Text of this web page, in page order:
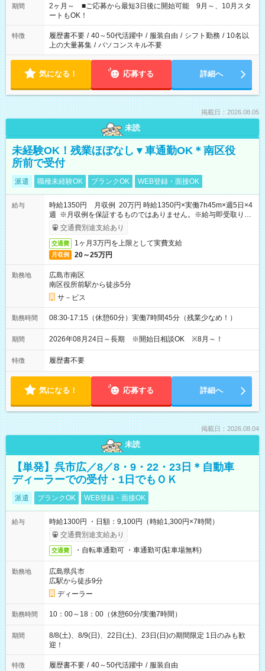
など、あなたのご希望に沿ったお仕事をご紹介します！ ※Wワ
ーク希望の方へ 今ご覧のお仕事で希望する勤務時間と、もう1つ
のお仕事の勤務時間。 合計で週40時間を超える場合は応募でき
ません
期間
2ヶ月～ ■ご応募から最短3日後に開始可能 9月～、10月スタ
ートもOK！
特徴 履歴書不要 / 40～50代活躍中 / 服装自由 / シフト勤務 / 10名以
上の大量募集 / パソコンスキル不要
気になる！ 応募する 詳細へ
掲載日：2026.08.05
未読
未経験OK！残業ほぼなし▼車通勤OK＊南区役
所前で受付
派遣 職種未経験OK ブランクOK WEB登録・面接OK
給与
時給1350円 月収例 20万円 時給1350円×実働7h45m×週5日×4
週 ※月収例を保証するものではありません。※給与即受取りサ
ービス利用可（利用条件有）
交通費別途支給あり
交通費 1ヶ月3万円を上限として実費支給
月収例 20～25万円
勤務地
広島市南区
南区役所前駅から徒歩5分
サ－ビス
勤務時間 08:30-17:15（休憩60分）実働7時間45分（残業少なめ！）
期間 2026年08月24日～長期 ※開始日相談OK ※8月～！
特徴 履歴書不要
気になる！ 応募する 詳細へ
掲載日：2026.08.04
未読
【単発】呉市広／8／8・9・22・23日＊自動車
ディーラーでの受付・1日でもＯＫ
派遣 ブランクOK WEB登録・面接OK
給与
時給1300円 ・日額：9,100円（時給1,300円×7時間）
交通費別途支給あり
交通費 ・自転車通勤可 ・車通勤可(駐車場無料)
勤務地
広島県呉市
広駅から徒歩9分
ディーラー
勤務時間 10：00～18：00（休憩60分/実働7時間）
期間
8/8(土)、8/9(日)、22日(土)、23日(日)の期間限定 1日のみも歓
迎！
特徴 履歴書不要 / 40～50代活躍中 / 服装自由